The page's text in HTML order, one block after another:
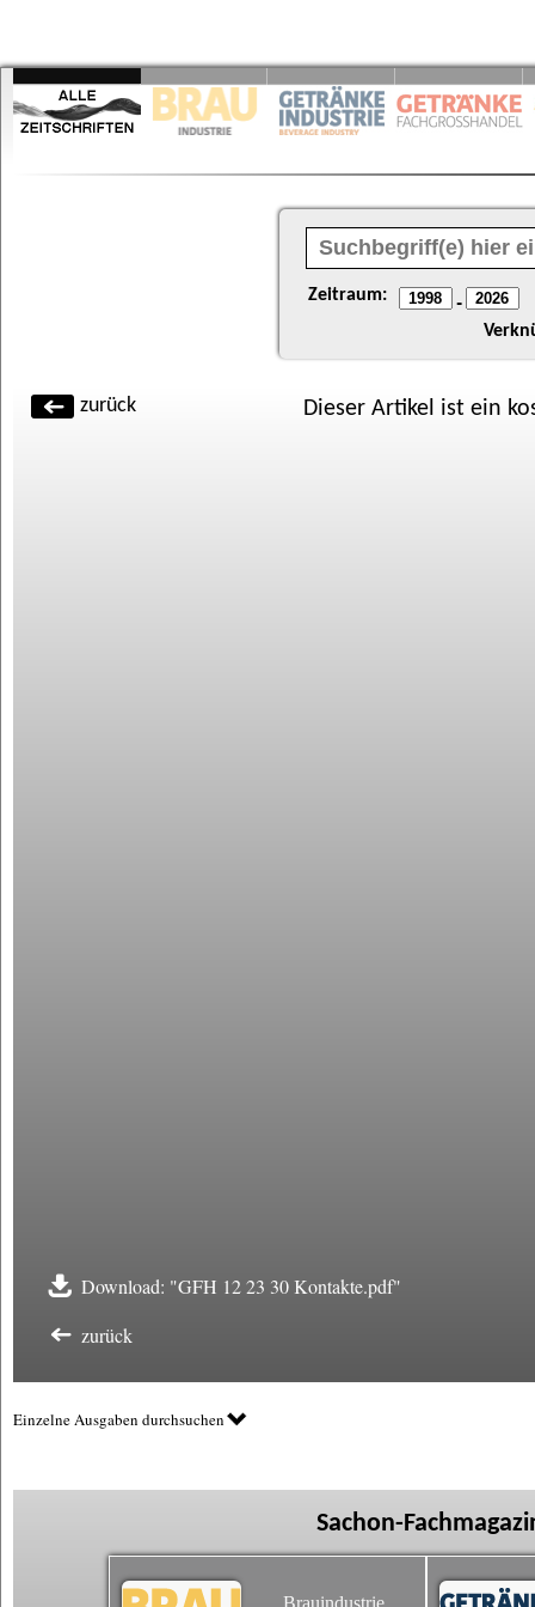
Zeitraum: -
zurück Dieser Artikel ist ein
Download: "GFH 12 23 30 Kontakte.pdf"
zurück
Einzelne Ausgaben durchsuchen
Sachon-
Brauindustrie